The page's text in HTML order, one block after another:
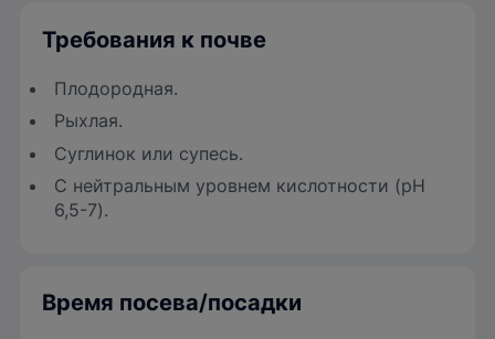
Требования к почве
Плодородная.
Рыхлая.
Суглинок или супесь.
С нейтральным уровнем кислотности (pH
6,5-7).
Время посева/посадки